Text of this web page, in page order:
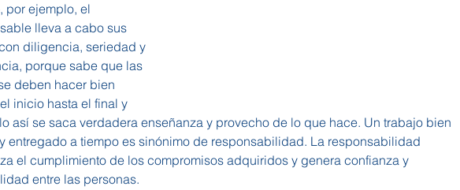
por ejemplo, el
lleva a cabo sus
diligencia, seriedad y
porque sabe que las
deben hacer bien
inicio hasta el final y
así se saca verdadera enseñanza y provecho de lo que hace. Un trabajo bien
entregado a tiempo es sinónimo de responsabilidad. La responsabilidad
el cumplimiento de los compromisos adquiridos y genera confianza y
entre las personas.